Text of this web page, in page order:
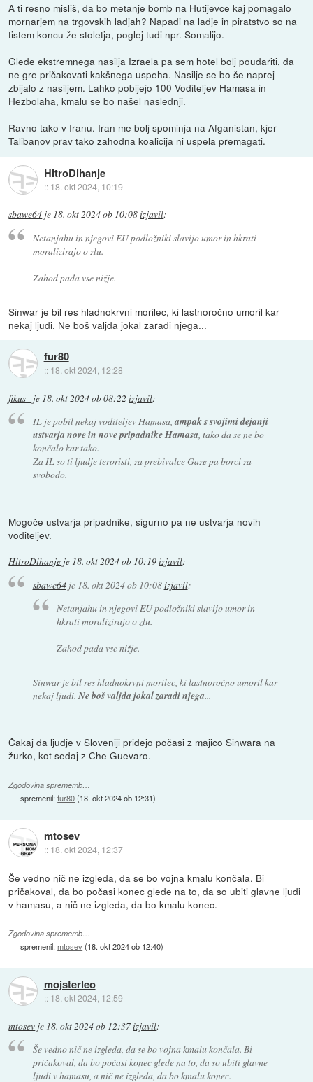
A ti resno misliš, da bo metanje bomb na Hutijevce kaj pomagalo
mornarjem na trgovskih ladjah? Napadi na ladje in piratstvo so na
tistem koncu že stoletja, poglej tudi npr. Somalijo.
Glede ekstremnega nasilja Izraela pa sem hotel bolj poudariti, da
ne gre pričakovati kakšnega uspeha. Nasilje se bo še naprej
zbijalo z nasiljem. Lahko pobijejo 100 Voditeljev Hamasa in
Hezbolaha, kmalu se bo našel naslednji.
Ravno tako v Iranu. Iran me bolj spominja na Afganistan, kjer
Talibanov prav tako zahodna koalicija ni uspela premagati.
HitroDihanje
:: 18. okt 2024, 10:19
sbawe64 je 18. okt 2024 ob 10:08izjavil:
Netanjahu in njegovi EU podložniki slavijo umor in hkrati
moralizirajo o zlu.
Zahod pada vse nižje.
Sinwar je bil res hladnokrvni morilec, ki lastnoročno umoril kar
nekaj ljudi. Ne boš valjda jokal zaradi njega...
fur80
:: 18. okt 2024, 12:28
fikus_ je 18. okt 2024 ob 08:22 izjavil:
IL je pobil nekaj voditeljev Hamasa,ampak s svojimi dejanji
ustvarja nove in nove pripadnike Hamasa, tako da se ne bo
končalo kar tako.
Za IL so ti ljudje teroristi, za prebivalce Gaze pa borci za
svobodo.
Mogoče ustvarja pripadnike, sigurno pa ne ustvarja novih
voditeljev.
HitroDihanje je 18. okt 2024 ob 10:19izjavil:
sbawe64je 18. okt 2024 ob 10:08izjavil:
Netanjahu in njegovi EU podložniki slavijo umor in
hkrati moralizirajo o zlu.
Zahod pada vse nižje.
Sinwar je bil res hladnokrvni morilec, ki lastnoročno umoril kar
nekaj ljudi. Ne boš valjda jokal zaradi njega...
Čakaj da ljudje v Sloveniji pridejo počasi z majico Sinwara na
žurko, kot sedaj z Che Guevaro.
Zgodovina sprememb…
spremenil:fur80(18. okt 2024 ob 12:31)
mtosev
:: 18. okt 2024, 12:37
Še vedno nič ne izgleda, da se bo vojna kmalu končala. Bi
pričakoval, da bo počasi konec glede na to, da so ubiti glavne ljudi
v hamasu, a nič ne izgleda, da bo kmalu konec.
Zgodovina sprememb…
spremenil:mtosev(18. okt 2024 ob 12:40)
mojsterleo
:: 18. okt 2024, 12:59
mtosev je 18. okt 2024 ob 12:37izjavil:
Še vedno nič ne izgleda, da se bo vojna kmalu končala. Bi
pričakoval, da bo počasi konec glede na to, da so ubiti glavne
ljudi v hamasu, a nič ne izgleda, da bo kmalu konec.